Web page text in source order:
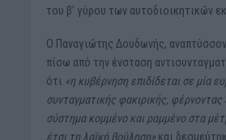
του β’ γύρου των αυτοδιοικητικών
Ο Παναγιώτης Δουδωνής,
πίσω από την ένσταση
ότι «η κυβέρνηση επιδίδεται σε μία
συνταγματικής φακιρικής, φέρνοντας
σύστημα κομμένο και ραμμένο στα
έτσι τη λαϊκή βούληση»και